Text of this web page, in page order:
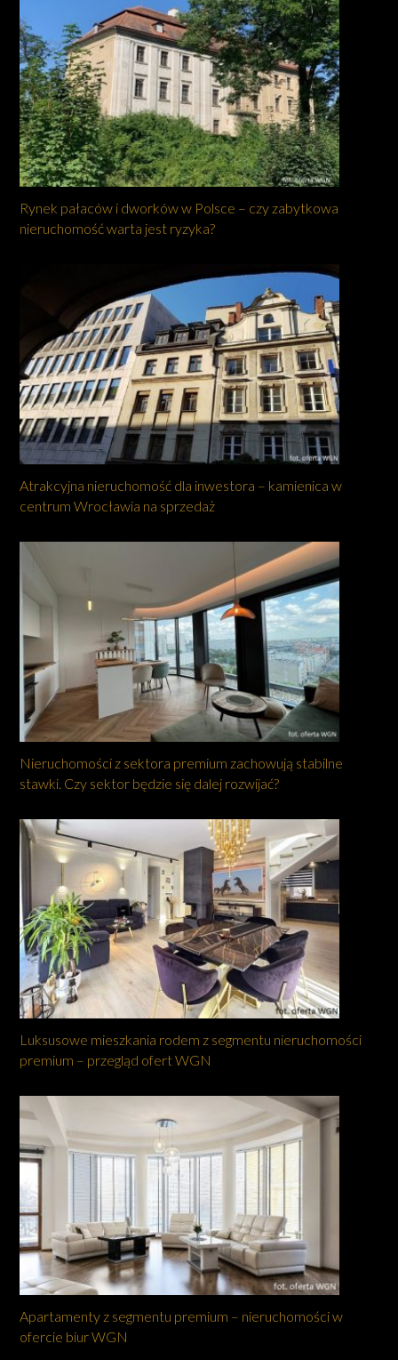
Rynek pałaców i dworków w Polsce – czy zabytkowa
nieruchomość warta jest ryzyka?
Atrakcyjna nieruchomość dla inwestora – kamienica w
centrum Wrocławia na sprzedaż
Nieruchomości z sektora premium zachowują stabilne
stawki. Czy sektor będzie się dalej rozwijać?
Luksusowe mieszkania rodem z segmentu nieruchomości
premium – przegląd ofert WGN
Apartamenty z segmentu premium – nieruchomości w
ofercie biur WGN